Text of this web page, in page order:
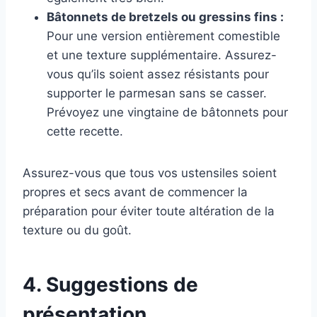
Bâtonnets de bretzels ou gressins fins :
Pour une version entièrement comestible
et une texture supplémentaire. Assurez-
vous qu’ils soient assez résistants pour
supporter le parmesan sans se casser.
Prévoyez une vingtaine de bâtonnets pour
cette recette.
Assurez-vous que tous vos ustensiles soient
propres et secs avant de commencer la
préparation pour éviter toute altération de la
texture ou du goût.
4. Suggestions de